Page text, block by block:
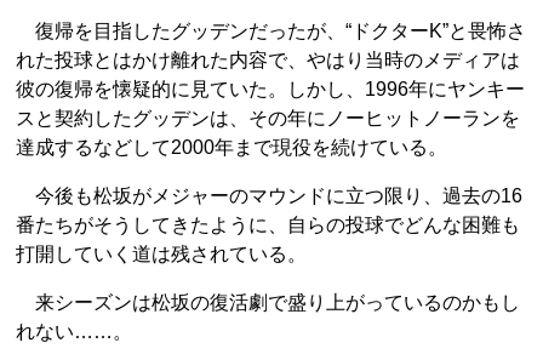
復帰を目指したグッデンだったが、“ドクターK”と畏怖さ
れた投球とはかけ離れた内容で、やはり当時のメディアは
彼の復帰を懐疑的に見ていた。しかし、1996年にヤンキー
スと契約したグッデンは、その年にノーヒットノーランを
達成するなどして2000年まで現役を続けている。
今後も松坂がメジャーのマウンドに立つ限り、過去の16
番たちがそうしてきたように、自らの投球でどんな困難も
打開していく道は残されている。
来シーズンは松坂の復活劇で盛り上がっているのかもし
れない……。